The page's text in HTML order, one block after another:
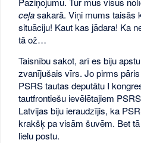
ceļasakarā. Viņi mums taisās
situāciju! Kaut kas jādara! Ka
tā ož…
Taisnību sakot, arī es biju
zvanījušais vīrs. Jo pirms
PSRS tautas deputātu I
tautfrontiešu ievēlētajiem
Latvijas biju ieraudzījis, ka
krakšķ pa visām šuvēm. Bet
lielu postu.